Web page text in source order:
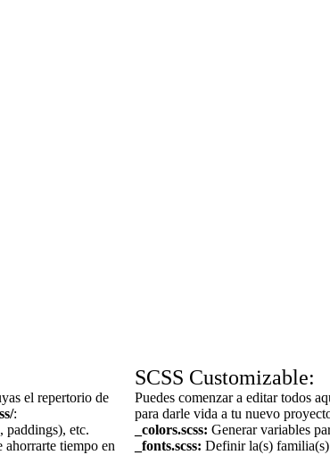
el repertorio de
:
paddings), etc.
ahorrarte tiempo en
SCSS Customizable:
Puedes comenzar a editar todos
para darle vida a tu nuevo
_colors.scss: Generar variables
_fonts.scss: Definir la(s)